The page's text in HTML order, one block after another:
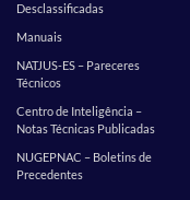
Desclassificadas
Manuais
NATJUS-ES – Pareceres
Técnicos
Centro de Inteligência –
Notas Técnicas Publicadas
NUGEPNAC – Boletins de
Precedentes